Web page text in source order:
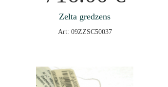
Zelta gredzens
Art: 09ZZSC50037